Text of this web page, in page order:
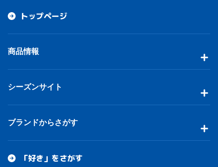
トップページ
商品情報
シーズンサイト
ブランドからさがす
「好き」をさがす